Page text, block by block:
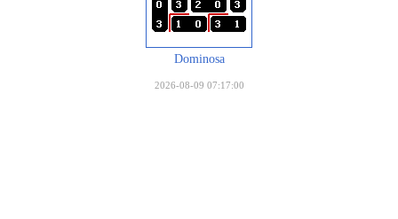
Dominosa
2026-08-09 07:17:00